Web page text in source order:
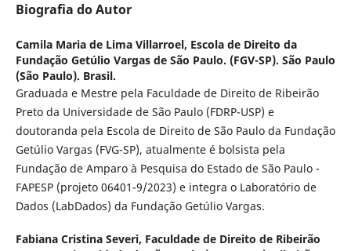
Biografia do Autor
Camila Maria de Lima Villarroel, Escola de Direito da
Fundação Getúlio Vargas de São Paulo. (FGV-SP). São Paulo
(São Paulo). Brasil.
Graduada e Mestre pela Faculdade de Direito de Ribeirão
Preto da Universidade de São Paulo (FDRP-USP) e
doutoranda pela Escola de Direito de São Paulo da Fundação
Getúlio Vargas (FVG-SP), atualmente é bolsista pela
Fundação de Amparo à Pesquisa do Estado de São Paulo -
FAPESP (projeto 06401-9/2023) e integra o Laboratório de
Dados (LabDados) da Fundação Getúlio Vargas.
Fabiana Cristina Severi, Faculdade de Direito de Ribeirão